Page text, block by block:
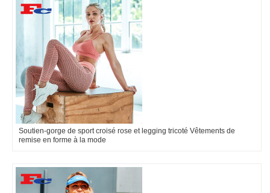
Soutien-gorge de sport croisé rose et legging tricoté Vêtements de
remise en forme à la mode